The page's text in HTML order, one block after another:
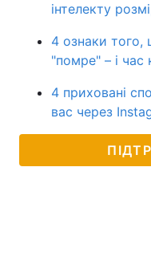
інтелекту
4 ознаки
"помре" – і час
4 приховані
вас через